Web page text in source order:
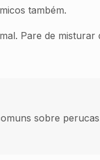
também.
Pare de misturar
sobre